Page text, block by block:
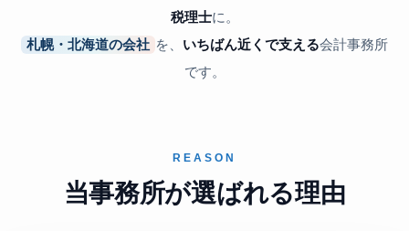
税理士に。
札幌・北海道の会社 を、 いちばん近くで支える会計事務所
です。
REASON
当事務所が選ばれる理由